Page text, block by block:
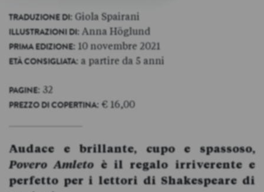
TRADUZIONE DI: Giola Spairani
ILLUSTRAZIONI DI: Anna Höglund
PRIMA EDIZIONE: 10 novembre 2021
ETÀ CONSIGLIATA: a partire da 5 anni
PAGINE: 32
PREZZO DI COPERTINA: € 16,00
Audace e brillante, cupo e spassoso,
Povero Amletoè il regalo irriverente e
perfetto per i lettori di Shakespeare di